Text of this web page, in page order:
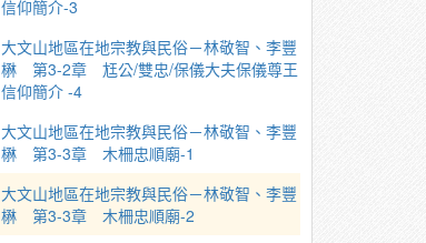
信仰簡介-3
大文山地區在地宗教與民俗－林敬智、李豐
楙 第3-2章 尪公/雙忠/保儀大夫保儀尊王
信仰簡介 -4
大文山地區在地宗教與民俗－林敬智、李豐
楙 第3-3章 木柵忠順廟-1
大文山地區在地宗教與民俗－林敬智、李豐
楙 第3-3章 木柵忠順廟-2